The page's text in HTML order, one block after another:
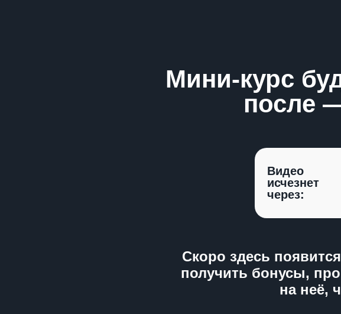
Мини-курс
после
Видео
исчезнет
через:
Скоро здесь
получить бонусы,
на неё,